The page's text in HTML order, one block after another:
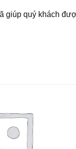
quý khách